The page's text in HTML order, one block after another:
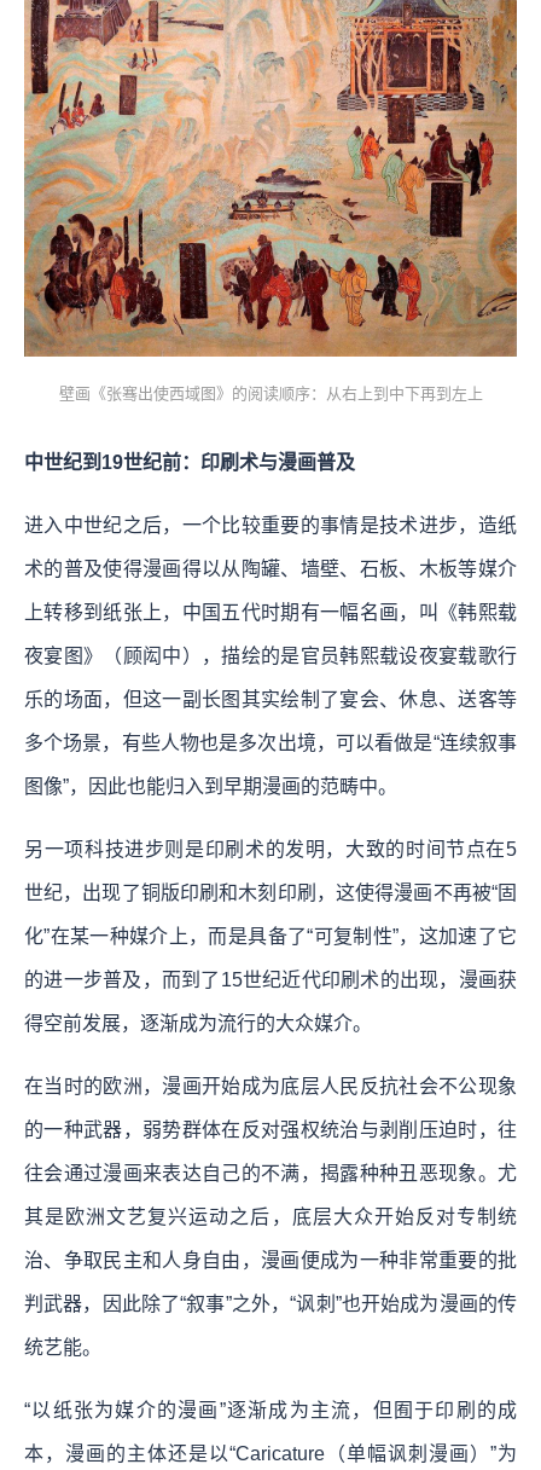
壁画《张骞出使西域图》的阅读顺序：从右上到中下再到左上
中世纪到19世纪前：印刷术与漫画普及
进入中世纪之后，一个比较重要的事情是技术进步，造纸
术的普及使得漫画得以从陶罐、墙壁、石板、木板等媒介
上转移到纸张上，中国五代时期有一幅名画，叫《韩熙载
夜宴图》（顾闳中），描绘的是官员韩熙载设夜宴载歌行
乐的场面，但这一副长图其实绘制了宴会、休息、送客等
多个场景，有些人物也是多次出境，可以看做是“连续叙事
图像”，因此也能归入到早期漫画的范畴中。
另一项科技进步则是印刷术的发明，大致的时间节点在5
世纪，出现了铜版印刷和木刻印刷，这使得漫画不再被“固
化”在某一种媒介上，而是具备了“可复制性”，这加速了它
的进一步普及，而到了15世纪近代印刷术的出现，漫画获
得空前发展，逐渐成为流行的大众媒介。
在当时的欧洲，漫画开始成为底层人民反抗社会不公现象
的一种武器，弱势群体在反对强权统治与剥削压迫时，往
往会通过漫画来表达自己的不满，揭露种种丑恶现象。尤
其是欧洲文艺复兴运动之后，底层大众开始反对专制统
治、争取民主和人身自由，漫画便成为一种非常重要的批
判武器，因此除了“叙事”之外，“讽刺”也开始成为漫画的传
统艺能。
“以纸张为媒介的漫画”逐渐成为主流，但囿于印刷的成
本，漫画的主体还是以“Caricature（单幅讽刺漫画）”为